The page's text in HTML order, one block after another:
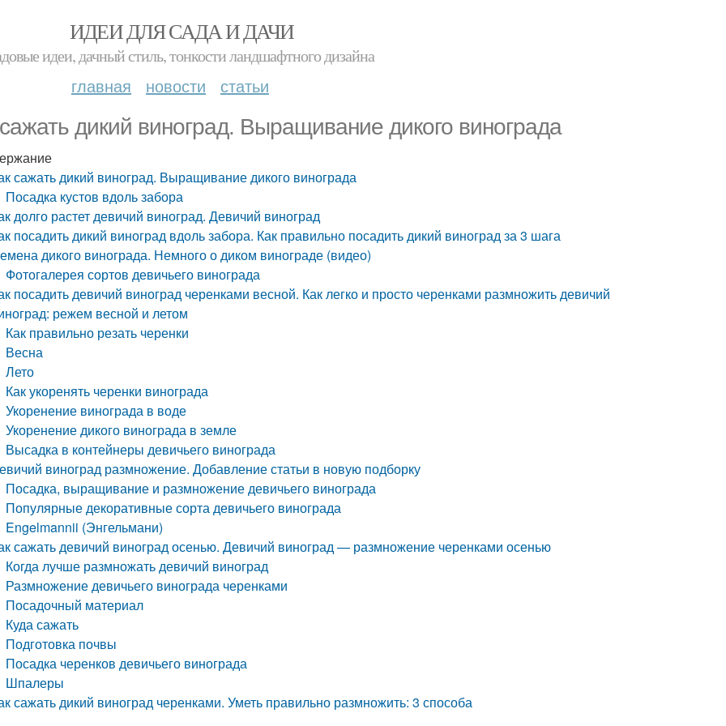
ИДЕИ ДЛЯ САДА И ДАЧИ
идеи, дачный стиль, тонкости ландшафтного дизайна
главная новости статьи
дикий виноград. Выращивание дикого винограда
сажать дикий виноград. Выращивание дикого винограда
Посадка кустов вдоль забора
долго растет девичий виноград. Девичий виноград
посадить дикий виноград вдоль забора. Как правильно посадить дикий виноград за 3 шага
дикого винограда. Немного о диком винограде (видео)
Фотогалерея сортов девичьего винограда
посадить девичий виноград черенками весной. Как легко и просто черенками размножить девичий
режем весной и летом
Как правильно резать черенки
Весна
Лето
Как укоренять черенки винограда
Укоренение винограда в воде
Укоренение дикого винограда в земле
Высадка в контейнеры девичьего винограда
виноград размножение. Добавление статьи в новую подборку
Посадка, выращивание и размножение девичьего винограда
Популярные декоративные сорта девичьего винограда
Engelmannii (Энгельмани)
сажать девичий виноград осенью. Девичий виноград — размножение черенками осенью
Когда лучше размножать девичий виноград
Размножение девичьего винограда черенками
Посадочный материал
Куда сажать
Подготовка почвы
Посадка черенков девичьего винограда
Шпалеры
сажать дикий виноград черенками. Уметь правильно размножить: 3 способа